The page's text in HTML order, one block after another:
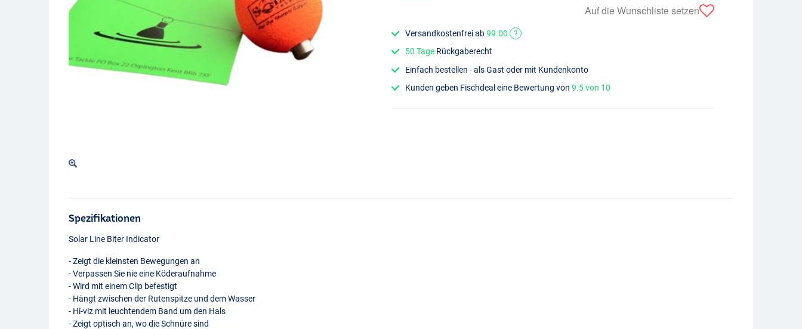
Auf die Wunschliste setzen
Versandkostenfrei ab99.00
?
50 Tage Rückgaberecht
Einfach bestellen - als Gast oder mit Kundenkonto
Kunden geben Fischdeal eine Bewertung von9.5 von 10
Spezifikationen
Solar Line Biter Indicator
- Zeigt die kleinsten Bewegungen an
- Verpassen Sie nie eine Köderaufnahme
- Wird mit einem Clip befestigt
- Hängt zwischen der Rutenspitze und dem Wasser
- Hi-viz mit leuchtendem Band um den Hals
- Zeigt optisch an, wo die Schnüre sind